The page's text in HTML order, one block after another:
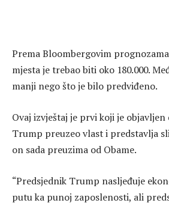
Prema Bloombergovim
mjesta je trebao biti oko 180.000.
manji nego što je bilo predviđeno.
Ovaj izvještaj je prvi koji je
Trump preuzeo vlast i predstavlja
on sada preuzima od Obame.
“Predsjednik Trump nasljeđuje
putu ka punoj zaposlenosti, ali